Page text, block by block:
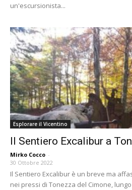
un'escursionista...
Esplorare il Vicentino
Il Sentiero Excalibur a
Mirko Cocco -
30 Ottobre 2022
Il Sentiero Excalibur è un breve ma
nei pressi di Tonezza del Cimone,